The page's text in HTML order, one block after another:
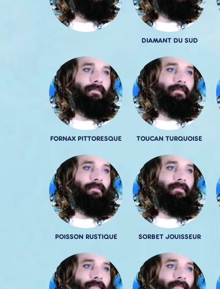
DIAMANT DU SUD
FORNAX PITTORESQUE TOUCAN TURQUOISE
POISSON RUSTIQUE SORBET JOUISSEUR